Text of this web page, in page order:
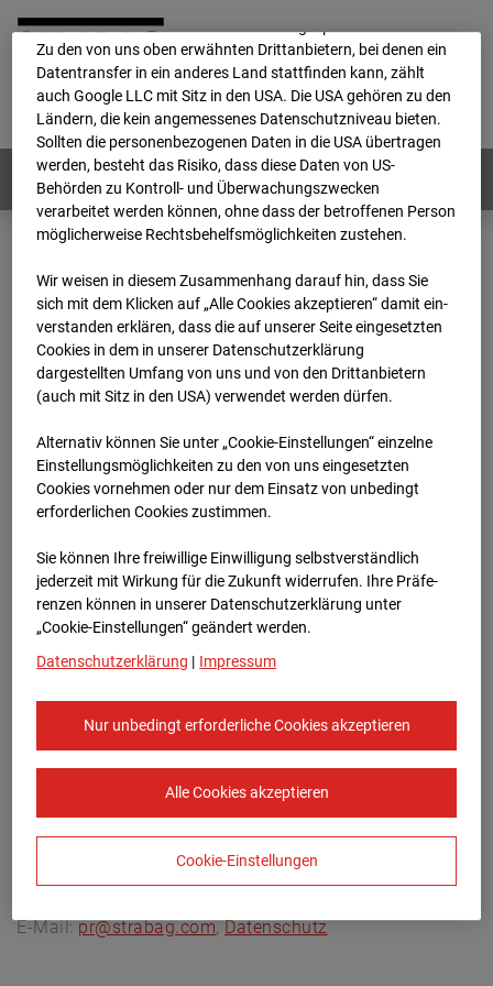
Home E-Mail Impressum
Login
Deutsch / English
Webcams: Alle Länder
Home Deutschland
GC-101 - BV-Seed-FFM
Archiv
2026 07 08 15:35
GC-101 - BV-Seed-FFM
Zur Übersicht
Archivdatum:08.07.2026 15:35,
Konzern-Kommunikation Internet/Neue
E-Mail:pr@strabag.com,Datenschutz
ein anderes Land transferiert und dort gespeichert werden.
Zu den von uns oben erwähnten Drittanbietern, bei denen ein
Datentransfer in ein anderes Land stattfinden kann, zählt
auch Google LLC mit Sitz in den USA. Die USA gehören zu den
Ländern, die kein angemessenes Datenschutzniveau bieten.
Sollten die personenbezogenen Daten in die USA übertragen
werden, besteht das Risiko, dass diese Daten von US-
Behörden zu Kontroll- und Überwachungszwecken
verarbeitet werden können, ohne dass der betroffenen Person
möglicherweise Rechtsbehelfsmöglichkeiten zustehen.
Wir weisen in diesem Zusammenhang darauf hin, dass Sie
sich mit dem Klicken auf „Alle Cookies akzeptieren“ damit ein­
ver­standen erklären, dass die auf unserer Seite eingesetzten
Cookies in dem in unserer Datenschutzerklärung
dargestellten Umfang von uns und von den Drittanbietern
(auch mit Sitz in den USA) verwendet werden dürfen.
Alternativ können Sie unter „Cookie-Einstellungen“ einzelne
Einstellungsmöglichkeiten zu den von uns eingesetzten
Cookies vornehmen oder nur dem Einsatz von unbedingt
erforderlichen Cookies zustimmen.
Sie können Ihre freiwillige Einwilligung selbstverständlich
jederzeit mit Wirkung für die Zukunft widerrufen. Ihre Prä­fe­
renzen können in unserer Datenschutzerklärung unter
„Cookie-Einstellungen“ geändert werden.
Datenschutzerklärung | Impressum
Nur unbedingt erforderliche Cookies akzeptieren
Alle Cookies akzeptieren
Cookie-Einstellungen